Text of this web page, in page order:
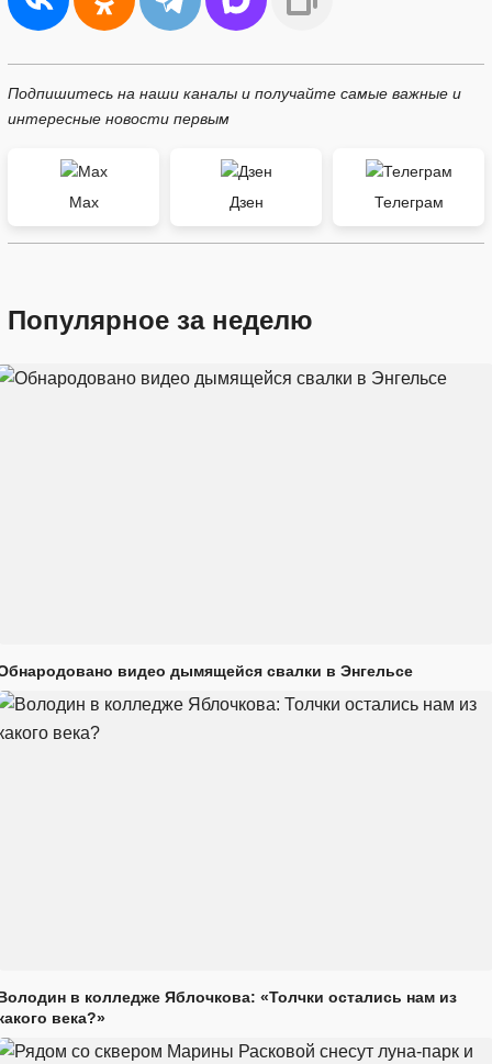
Подпишитесь на наши каналы и получайте самые важные и
интересные новости первым
Max Дзен Телеграм
Популярное за неделю
видео дымящейся свалки в Энгельсе
в колледже Яблочкова: «Толчки остались нам из
века?»